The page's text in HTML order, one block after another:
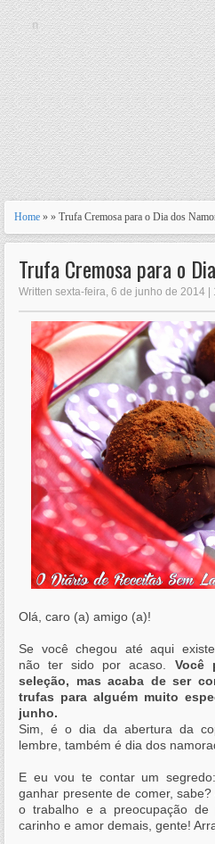
n
Home » » Trufa Cremosa para o Dia dos
Trufa Cremosa para o
Written sexta-feira, 6 de junho de 2014 |
Olá, caro (a) amigo (a)!
Se você chegou até aqui
não ter sido por acaso. Você
seleção, mas acaba de ser
trufas para alguém muito
junho.
Sim, é o dia da abertura da
lembre, também é dia dos
E eu vou te contar um
ganhar presente de comer,
o trabalho e a preocupação
carinho e amor demais, gente!